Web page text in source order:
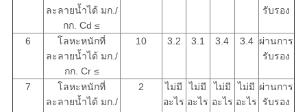
ละลายน้ำได้ มก./
กก. Cd ≤
รับรอง
6
โลหะหนักที่
ละลายน้ำได้ มก./
กก. Cr ≤
10 3.2 3.1 3.4 3.4 ผ่านการ
รับรอง
7
โลหะหนักที่
ละลายน้ำได้ มก./
2
ไม่มี
อะไร
ไม่มี
อะไร
ไม่มี
อะไร
ไม่มี
อะไร
ผ่านการ
รับรอง